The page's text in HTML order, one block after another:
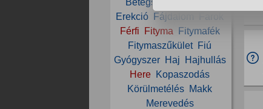
Betegség
Erekció
Fájdalom
Férfi
Fityma
Fitymafék
Fitymaszűkület Fiú
Gyógyszer
Haj
Hajhullás
Here Kopaszodás
Körülmetélés Makk
Merevedés